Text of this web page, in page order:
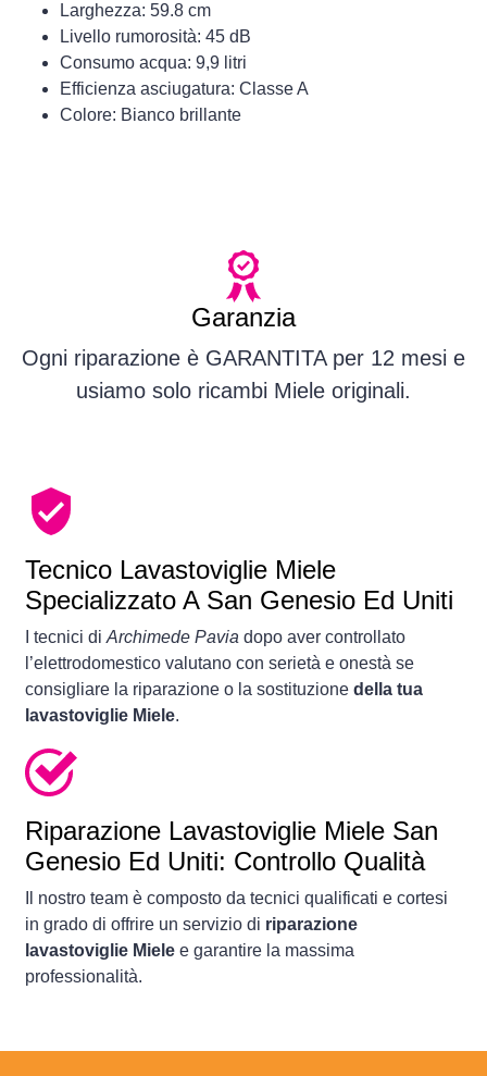
Larghezza: 59.8 cm
Livello rumorosità: 45 dB
Consumo acqua: 9,9 litri
Efficienza asciugatura: Classe A
Colore: Bianco brillante
Garanzia
Ogni riparazione è GARANTITA per 12 mesi e
usiamo solo ricambi Miele originali.
Tecnico Lavastoviglie Miele
Specializzato A San Genesio Ed Uniti
I tecnici di Archimede Pavia dopo aver controllato
l’elettrodomestico valutano con serietà e onestà se
consigliare la riparazione o la sostituzione della tua
lavastoviglie Miele.
Riparazione Lavastoviglie Miele San
Genesio Ed Uniti: Controllo Qualità
Il nostro team è composto da tecnici qualificati e cortesi
in grado di offrire un servizio di riparazione
lavastoviglie Miele e garantire la massima
professionalità.